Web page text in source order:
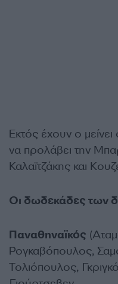
Εκτός έχουν ο
να προλάβει την
Καλαϊτζάκης και
Οι δωδεκάδες των
Παναθηναϊκός
Ρογκαβόπουλος,
Τολιόπουλος,